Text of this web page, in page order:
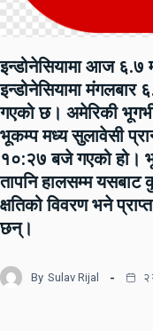
इन्डोनेसियामा आज ६.७
इन्डोनेसियामा मंगलबार
गएको छ। अमेरिकी
भूकम्प मध्य सुलावेसी
१०:२७ बजे गएको हो।
तापनि हालसम्म यसबाट
क्षतिको विवरण भने
छन्।
By Sulav Rijal २